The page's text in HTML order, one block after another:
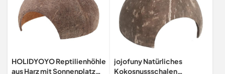
HOLIDYOYO Reptilienhöhle
aus Harz mit Sonnenplatz
jojofuny Natürliches
Kokosnussschalen